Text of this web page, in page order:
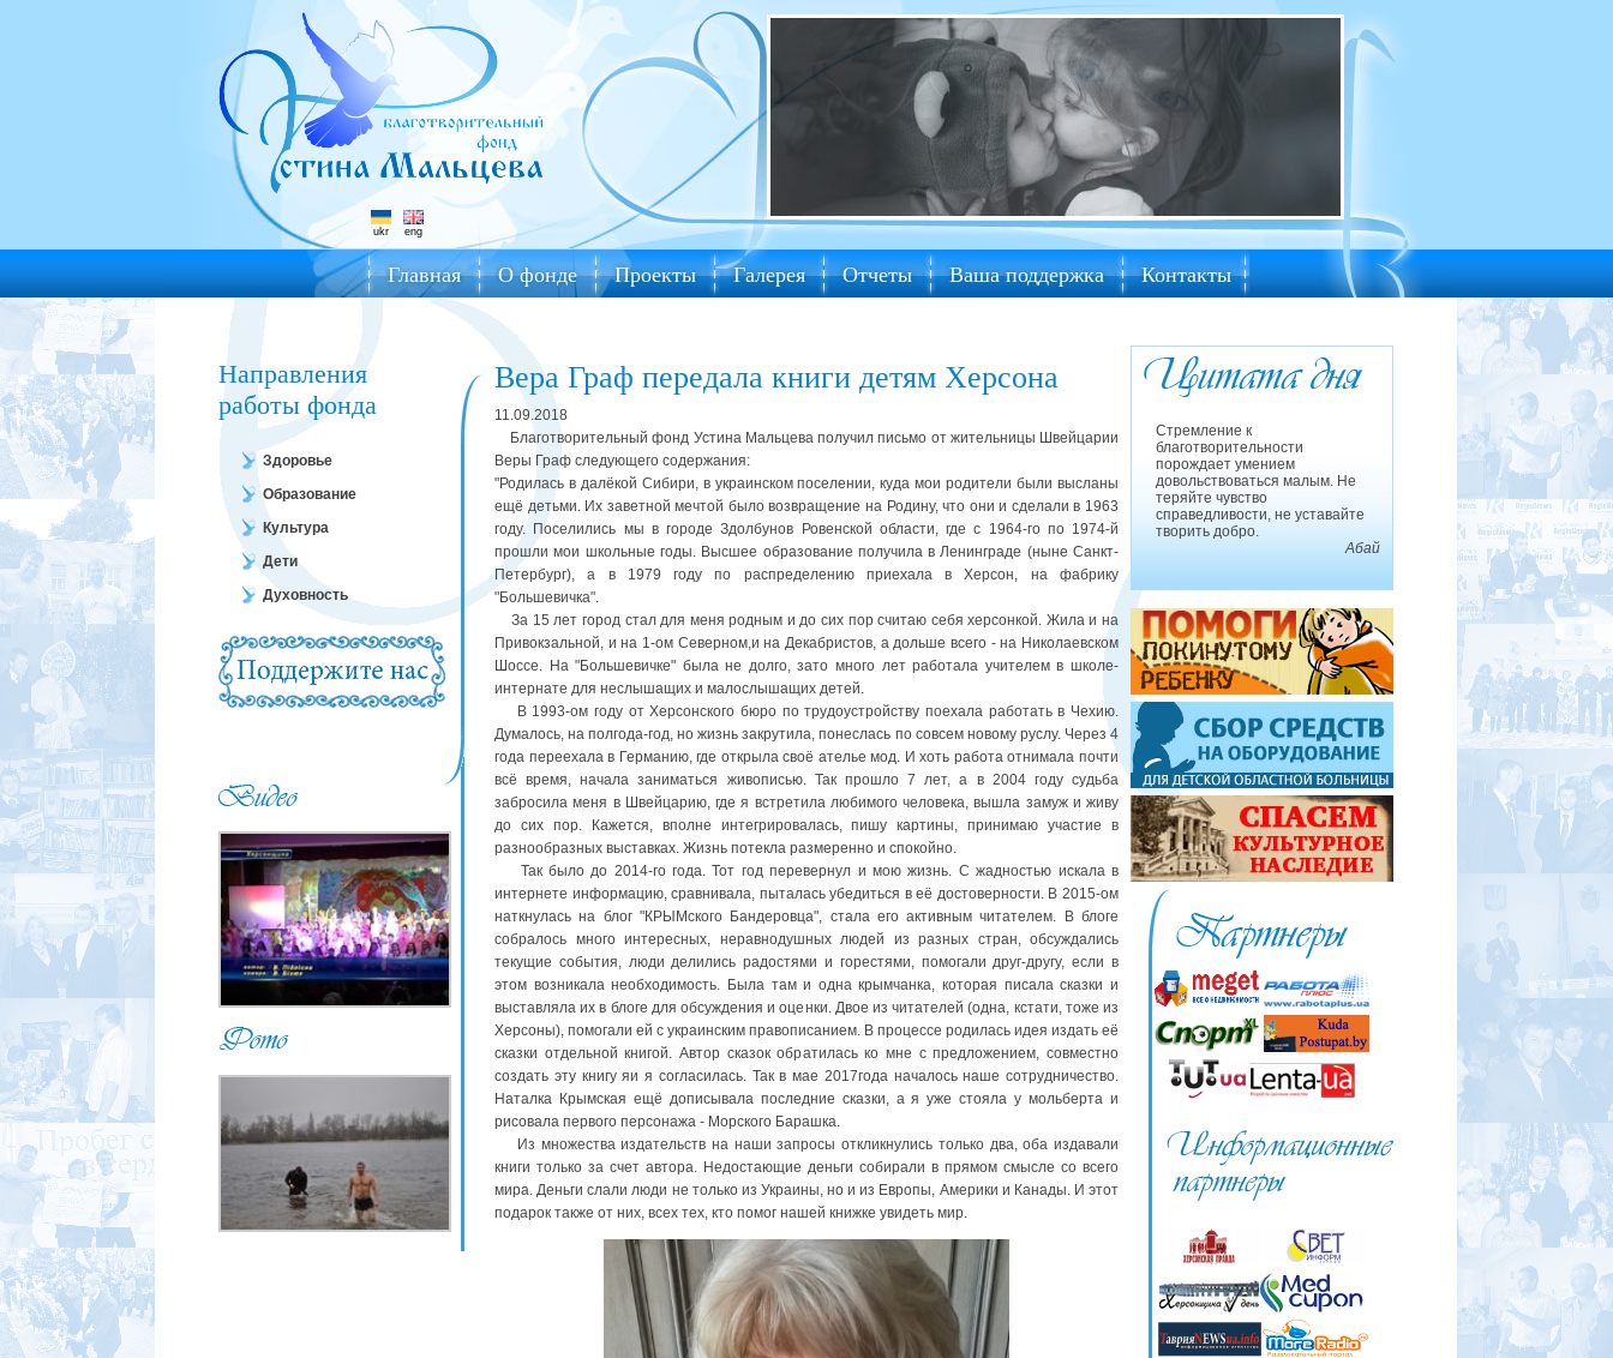
ukr eng
Главная О фонде Проекты Галерея Отчеты Ваша поддержка Контакты
Направления
работы фонда
Здоровье
Образование
Культура
Дети
Духовность
Вера Граф передала книги детям Херсона
11.09.2018
Благотворительный фонд Устина Мальцева получил письмо от жительницы Швейцарии
Веры Граф следующего содержания:
"Родилась в далёкой Сибири, в украинском поселении, куда мои родители были высланы
ещё детьми. Их заветной мечтой было возвращение на Родину, что они и сделали в 1963
году. Поселились мы в городе Здолбунов Ровенской области, где с 1964-го по 1974-й
прошли мои школьные годы. Высшее образование получила в Ленинграде (ныне Санкт-
Петербург), а в 1979 году по распределению приехала в Херсон, на фабрику
"Большевичка".
За 15 лет город стал для меня родным и до сих пор считаю себя херсонкой. Жила и на
Привокзальной, и на 1-ом Северном,и на Декабристов, а дольше всего - на Николаевском
Шоссе. На "Большевичке" была не долго, зато много лет работала учителем в школе-
интернате для неслышащих и малослышащих детей.
В 1993-ом году от Херсонского бюро по трудоустройству поехала работать в Чехию.
Думалось, на полгода-год, но жизнь закрутила, понеслась по совсем новому руслу. Через 4
года переехала в Германию, где открыла своё ателье мод. И хоть работа отнимала почти
всё время, начала заниматься живописью. Так прошло 7 лет, а в 2004 году судьба
забросила меня в Швейцарию, где я встретила любимого человека, вышла замуж и живу
до сих пор. Кажется, вполне интегрировалась, пишу картины, принимаю участие в
разнообразных выставках. Жизнь потекла размеренно и спокойно.
Так было до 2014-го года. Тот год перевернул и мою жизнь. С жадностью искала в
интернете информацию, сравнивала, пыталась убедиться в её достоверности. В 2015-ом
наткнулась на блог "КРЫМского Бандеровца", стала его активным читателем. В блоге
собралось много интересных, неравнодушных людей из разных стран, обсуждались
текущие события, люди делились радостями и горестями, помогали друг-другу, если в
этом возникала необходимость. Была там и одна крымчанка, которая писала сказки и
выставляла их в блоге для обсуждения и оценки. Двое из читателей (одна, кстати, тоже из
Херсоны), помогали ей с украинским правописанием. В процессе родилась идея издать её
сказки отдельной книгой. Автор сказок обратилась ко мне с предложением, совместно
создать эту книгу яи я согласилась. Так в мае 2017года началось наше сотрудничество.
Наталка Крымская ещё дописывала последние сказки, а я уже стояла у мольберта и
рисовала первого персонажа - Морского Барашка.
Из множества издательств на наши запросы откликнулись только два, оба издавали
книги только за счет автора. Недостающие деньги собирали в прямом смысле со всего
мира. Деньги слали люди не только из Украины, но и из Европы, Америки и Канады. И этот
подарок также от них, всех тех, кто помог нашей книжке увидеть мир.
Стремление к
благотворительности
порождает умением
довольствоваться малым. Не
теряйте чувство
справедливости, не уставайте
творить добро.
Абай